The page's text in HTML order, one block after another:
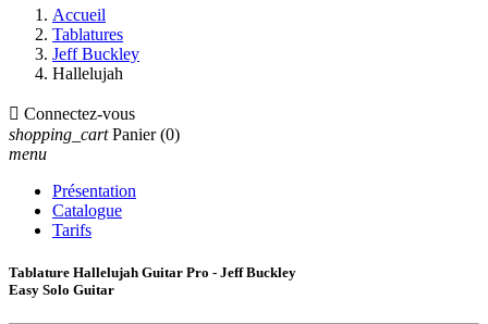
Accueil
Tablatures
Jeff Buckley
Hallelujah
 Connectez-vous
shopping_cart Panier (0)
menu
Présentation
Catalogue
Tarifs
Tablature Hallelujah Guitar Pro - Jeff Buckley
Easy Solo Guitar